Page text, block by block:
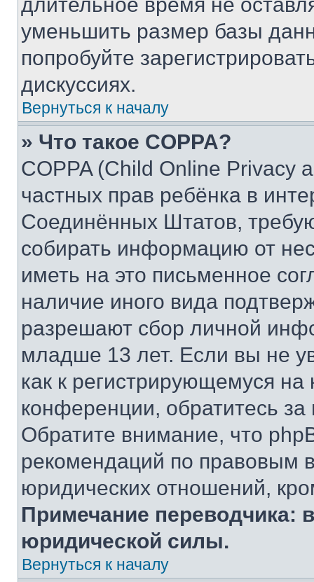
уменьшить размер базы
попробуйте
дискуссиях.
Вернуться к началу
» Что такое COPPA?
COPPA (Child Online Privacy
частных прав ребёнка в
Соединённых Штатов,
собирать информацию от
иметь на это письменное
наличие иного вида
разрешают сбор личной
младше 13 лет. Если вы не
как к регистрирующемуся
конференции, обратитесь
Обратите внимание, что
рекомендаций по правовым
юридических отношений,
Примечание переводчика:
юридической силы.
Вернуться к началу